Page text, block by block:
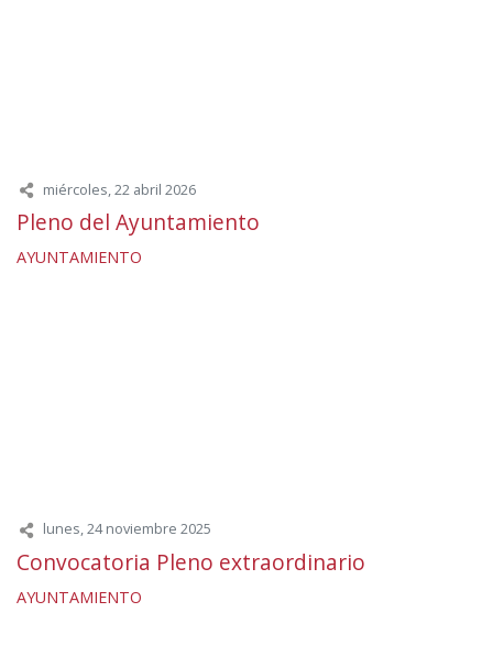
miércoles, 22 abril 2026
Pleno del Ayuntamiento
AYUNTAMIENTO
lunes, 24 noviembre 2025
Convocatoria Pleno extraordinario
AYUNTAMIENTO